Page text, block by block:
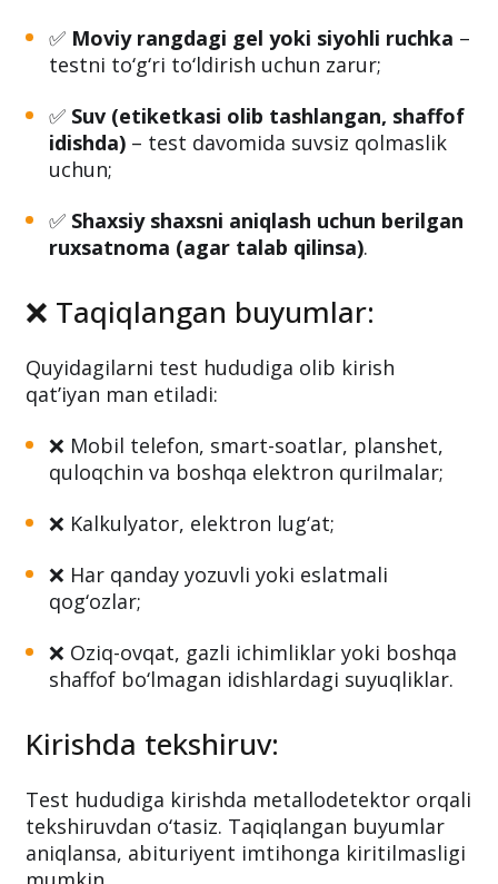
✅ Pasport (ID karta)– shaxsni tasdiqlovchi
hujjat shart;
✅ Moviy rangdagi gel yoki siyohli ruchka–
testni to‘g‘ri to‘ldirish uchun zarur;
idishda)– test davomida suvsiz qolmaslik
uchun;
✅Shaxsiy shaxsni aniqlash uchun berilgan
ruxsatnoma (agar talab qilinsa)
❌ Taqiqlangan buyumlar:
Quyidagilarni test hududiga olib kirish
qat’iyan man etiladi:
❌ Mobil telefon, smart-soatlar, planshet,
❌ Kalkulyator, elektron lug‘at;
❌ Har qanday yozuvli yoki eslatmali
qog‘ozlar;
❌ Oziq-ovqat, gazli ichimliklar yoki boshqa
shaffof bo‘lmagan idishlardagi suyuqliklar.
Kirishda tekshiruv:
Test hududiga kirishda metallodetektor orqali